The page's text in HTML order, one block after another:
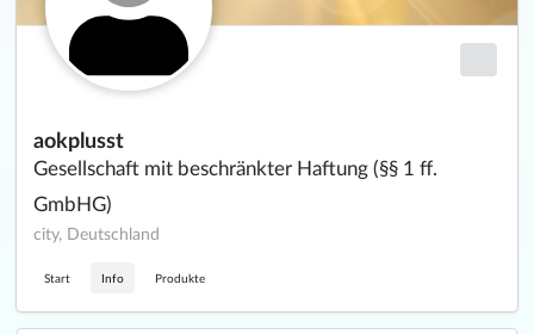
aokplusst
Gesellschaft mit beschränkter Haftung (§§ 1 ff.
GmbHG)
city, Deutschland
Start Info Produkte